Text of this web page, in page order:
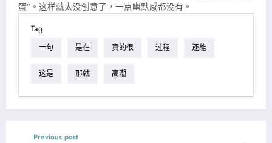
蛋”。这样就太没创意了，一点幽默感都没有。
Tag
一句 是在 真的很 过程 还能
这是 那就 高潮
Previous post